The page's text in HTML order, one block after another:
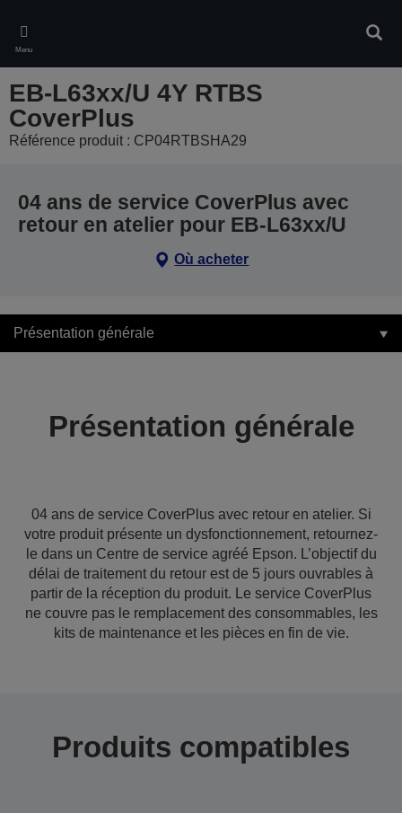
main
content
Menu
EB-L63xx/U 4Y RTBS
CoverPlus
Référence produit : CP04RTBSHA29
04 ans de service CoverPlus avec
retour en atelier pour EB-L63xx/U
Où acheter
Présentation générale
Présentation générale
04 ans de service CoverPlus avec retour en atelier. Si
votre produit présente un dysfonctionnement, retournez-
le dans un Centre de service agréé Epson. L’objectif du
délai de traitement du retour est de 5 jours ouvrables à
partir de la réception du produit. Le service CoverPlus
ne couvre pas le remplacement des consommables, les
kits de maintenance et les pièces en fin de vie.
Produits compatibles